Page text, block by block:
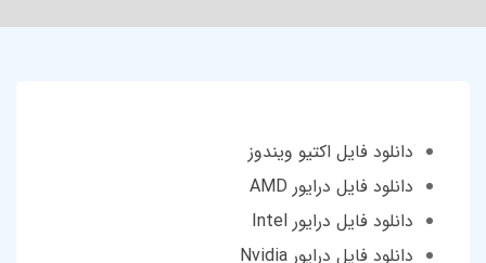
دانلود فایل اکتیو ویندوز
دانلود فایل درایور AMD
دانلود فایل درایور Intel
دانلود فایل درایور Nvidia